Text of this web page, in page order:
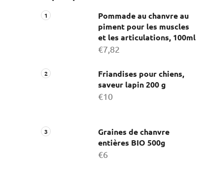
c
a
Pommade au chanvre au
piment pour les muscles
et les articulations, 100ml
€7,82
Friandises pour chiens,
saveur lapin 200 g
€10
Graines de chanvre
entières BIO 500g
€6